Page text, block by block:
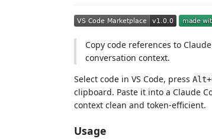
Copy code references to
conversation context.
Select code in VS Code, press
clipboard. Paste it into a Claude
context clean and token-efficient.
Usage